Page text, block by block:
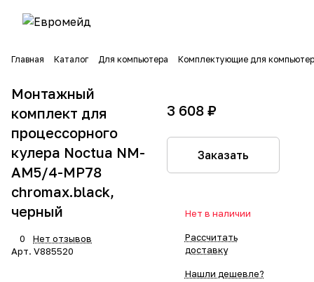
Главная Каталог Для компьютера Комплектующие для
Монтажный
комплект для
процессорного
кулера Noctua NM-
AM5/4-MP78
chromax.black,
черный
0
Нет отзывов
Арт. V885520
3 608 ₽
Заказать
Нет в наличии
Рассчитать
доставку
Нашли дешевле?